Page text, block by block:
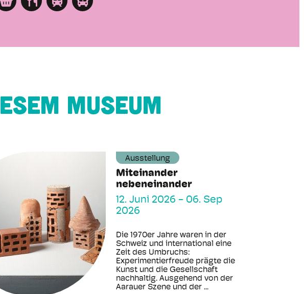
Museum
Ausstellung
Miteinander
nebeneinander
12. Juni 2026 - 06. Sep
2026
Die 1970er Jahre waren in der
Schweiz und international eine
Zeit des Umbruchs:
Experimentierfreude prägte die
Kunst und die Gesellschaft
nachhaltig. Ausgehend von der
Aarauer Szene und der ...